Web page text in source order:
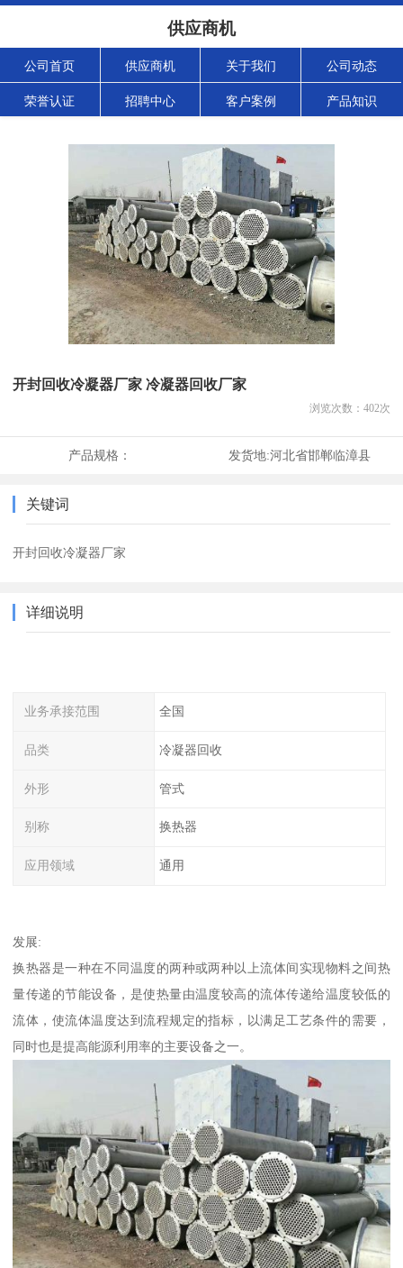
供应商机
公司首页 供应商机 关于我们 公司动态
荣誉认证 招聘中心 客户案例 产品知识
开封回收冷凝器厂家 冷凝器回收厂家
浏览次数： 402次
产品规格： 发货地:河北省邯郸临漳县
关键词
开封回收冷凝器厂家
详细说明
业务承接范围 全国
品类 冷凝器回收
外形 管式
别称 换热器
应用领域 通用
发展:
换热器是一种在不同温度的两种或两种以上流体间实现物料之间热
量传递的节能设备，是使热量由温度较高的流体传递给温度较低的
流体，使流体温度达到流程规定的指标，以满足工艺条件的需要，
同时也是提高能源利用率的主要设备之一。